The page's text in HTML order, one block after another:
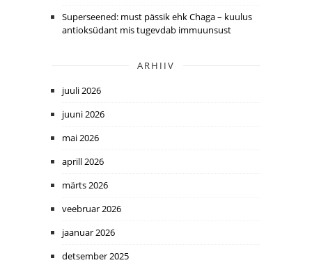
Superseened: must pässik ehk Chaga – kuulus
antioksüdant mis tugevdab immuunsust
ARHIIV
juuli 2026
juuni 2026
mai 2026
aprill 2026
märts 2026
veebruar 2026
jaanuar 2026
detsember 2025